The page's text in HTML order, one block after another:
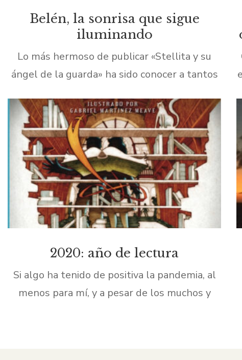
Belén, la sonrisa que sigue
iluminando
Lo más hermoso de publicar «Stellita y su
ángel de la guarda» ha sido conocer a tantos
que lo presenté en la […]
2020: año de lectura
Si algo ha tenido de positiva la pandemia, al
menos para mí, y a pesar de los muchos y